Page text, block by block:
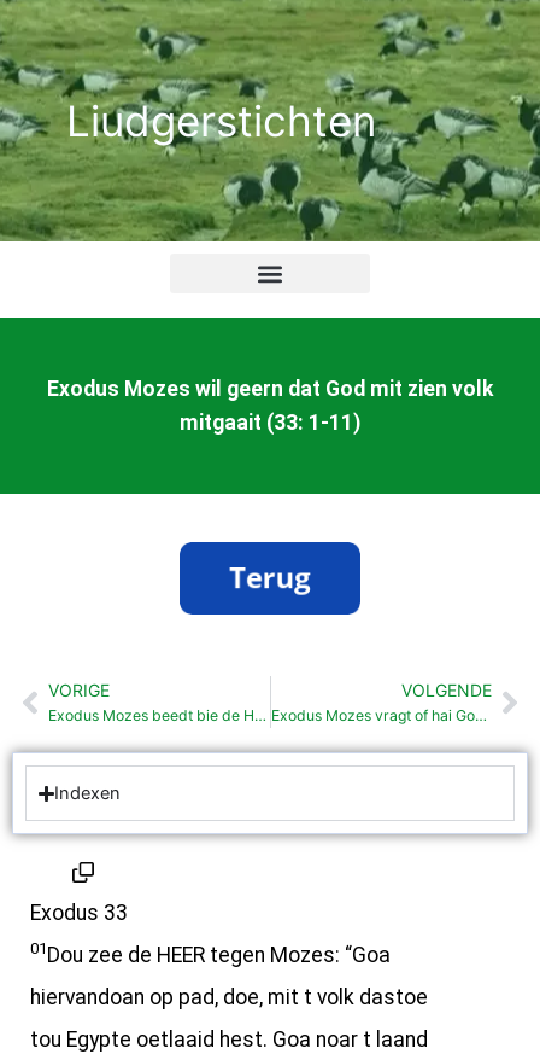
Ga
naar
de
inhoudLiudgerstichten
Exodus Mozes wil geern dat God mit zien volk
mitgaait (33: 1-11)
Vorige
VORIGE
Exodus Mozes beedt bie de Heer veur t volk (32:30-35)
VOLGENDE
Exodus Mozes vragt of hai God ais zain mag (33:12-23)
Indexen
Exodus 33
01 Dou zee de HEER tegen Mozes: “Goa
hiervandoan op pad, doe, mit t volk dastoe
tou Egypte oetlaaid hest. Goa noar t laand